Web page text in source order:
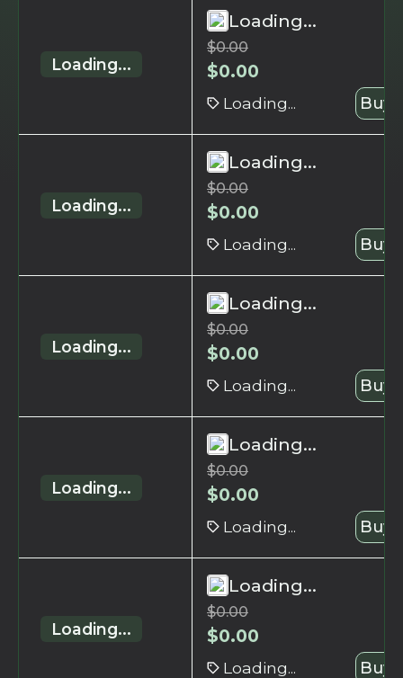
Loading...
Loading...
$0.00
$0.00
Loading... Buy
Loading...
Loading...
$0.00
$0.00
Loading... Buy
Loading...
Loading...
$0.00
$0.00
Loading... Buy
Loading...
Loading...
$0.00
$0.00
Loading... Buy
Loading...
Loading...
$0.00
$0.00
Loading... Buy